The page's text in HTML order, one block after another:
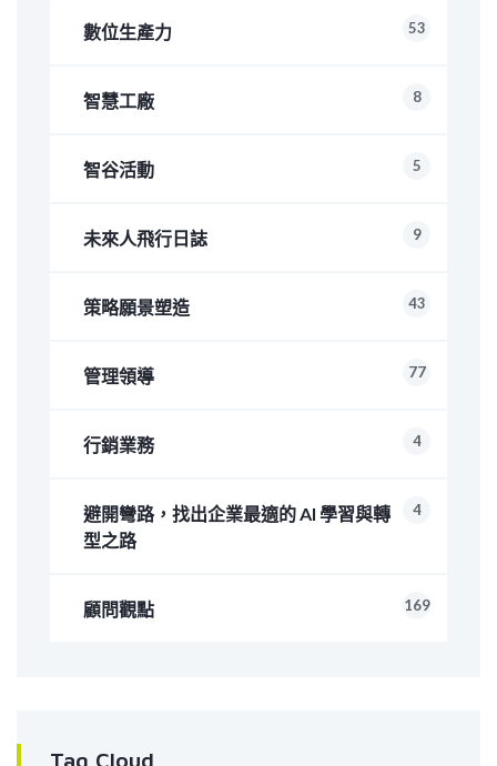
數位生產力 53
智慧工廠 8
智谷活動 5
未來人飛行日誌 9
策略願景塑造 43
管理領導 77
行銷業務 4
避開彎路，找出企業最適的 AI 學習與轉
型之路
4
顧問觀點 169
Tag Cloud